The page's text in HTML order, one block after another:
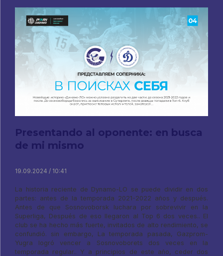
Presentando al oponente: en busca
de mi mismo
19.09.2024 / 10:41
La historia reciente de Dynamo-LO se puede dividir en dos
partes: antes de la temporada 2021-2022 años y después.
Antes de que Sosnovoborsk luchara por sobrevivir en la
Superliga, Después de eso llegaron al Top 6 dos veces.. El
club se ha hecho más fuerte, invitados de alto rendimiento, se
confundió. sin embargo, La temporada pasada, Gazprom-
Yugra logró vencer a Sosnovoborets dos veces en la
temporada regular.. Y a principios de este año, ceder dos